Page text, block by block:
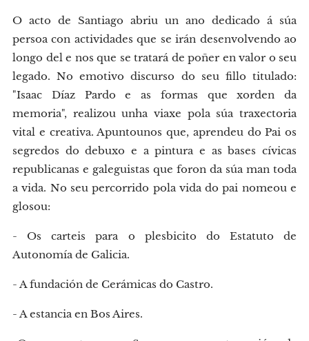
O acto de Santiago abriu un ano dedicado á súa
persoa con actividades que se irán desenvolvendo ao
longo del e nos que se tratará de poñer en valor o seu
legado. No emotivo discurso do seu fillo titulado:
"Isaac Díaz Pardo e as formas que xorden da
memoria", realizou unha viaxe pola súa traxectoria
vital e creativa. Apuntounos que, aprendeu do Pai os
segredos do debuxo e a pintura e as bases cívicas
republicanas e galeguistas que foron da súa man toda
a vida. No seu percorrido pola vida do pai nomeou e
glosou:
- Os carteis para o plesbicito do Estatuto de
Autonomía de Galicia.
- A fundación de Cerámicas do Castro.
- A estancia en Bos Aires.